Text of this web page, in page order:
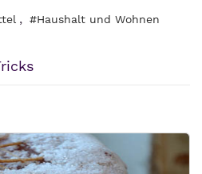
, #Haushalt und Wohnen